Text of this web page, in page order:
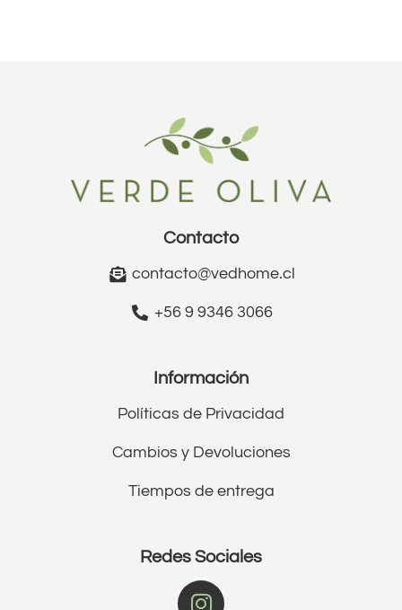
Contacto
contacto@vedhome.cl
+56 9 9346 3066
Información
Políticas de Privacidad
Cambios y Devoluciones
Tiempos de entrega
Redes Sociales